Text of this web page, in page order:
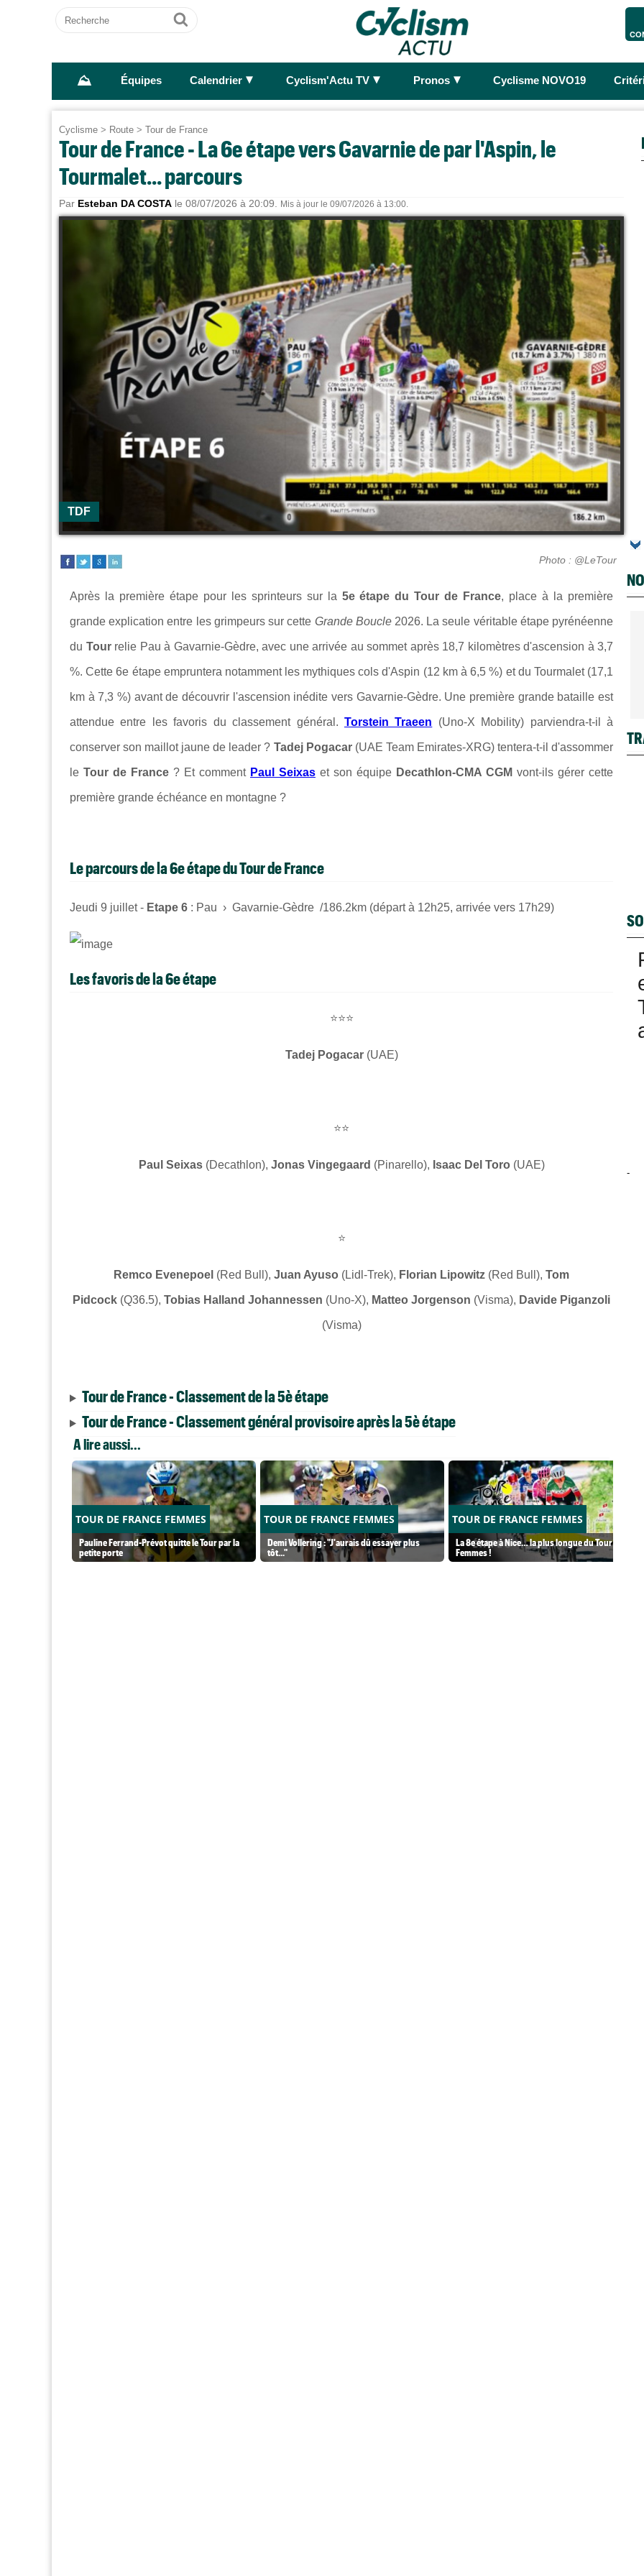
Recherche
Ok
⛰ Équipes Calendrier ► Cyclism'Actu TV ► Pronos ► Cyclisme NOVO19
Cyclisme > Route > Tour de France
Tour de France - La 6e étape vers Gavarnie de par l'Aspin, le
Tourmalet... parcours
Par Esteban DA COSTA le 08/07/2026 à 20:09. Mis à jour le 09/07/2026 à 13:00.
TDF
Photo : @LeTour
Après la première étape pour les sprinteurs sur la 5e étape du Tour de France, place à la première
grande explication entre les grimpeurs sur cette Grande Boucle2026. La seule véritable étape pyrénéenne
du Tourrelie Pau à Gavarnie-Gèdre, avec une arrivée au sommet après 18,7 kilomètres d'ascension à 3,7
%. Cette 6e étape empruntera notamment les mythiques cols d'Aspin (12 km à 6,5 %) et du Tourmalet (17,1
km à 7,3 %) avant de découvrir l'ascension inédite vers Gavarnie-Gèdre. Une première grande bataille est
attendue entre les favoris du classement général. Torstein Traeen (Uno-X Mobility) parviendra-t-il à
conserver son maillot jaune de leader ? Tadej Pogacar (UAE Team Emirates-XRG) tentera-t-il d'assommer
le Tour de France ? Et comment Paul Seixas et son équipe Decathlon-CMA CGM vont-ils gérer cette
première grande échéance en montagne ?
Le parcours de la 6e étape du Tour de France
Jeudi 9 juillet - Etape 6 : Pau › Gavarnie-Gèdre /186.2km (départ à 12h25, arrivée vers 17h29)
Les favoris de la 6e étape
⭐⭐⭐
Tadej Pogacar (UAE)
⭐⭐
Paul Seixas(Decathlon), Jonas Vingegaard (Pinarello), Isaac Del Toro (UAE)
⭐
Remco Evenepoel (Red Bull), Juan Ayuso (Lidl-Trek), Florian Lipowitz (Red Bull), Tom
Pidcock (Q36.5), Tobias Halland Johannessen (Uno-X), Matteo Jorgenson (Visma), Davide Piganzoli
(Visma)
Tour de France - Classement de la 5è étape
Tour de France - Classement général provisoire après la 5è étape
A lire aussi...
TOUR DE FRANCE FEMMES
Pauline Ferrand-Prévot quitte le Tour par la
petite porte
TOUR DE FRANCE FEMMES
Demi Vollering : "J'aurais dû essayer plus
tôt..."
TOUR DE FRANCE FEMMES
La 8e étape à Nice… la plus longue du Tour
Femmes !
-